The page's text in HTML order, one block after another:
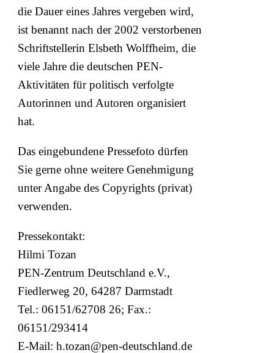
die Dauer eines Jahres vergeben wird,
ist benannt nach der 2002 verstorbenen
Schriftstellerin Elsbeth Wolffheim, die
viele Jahre die deutschen PEN-
Aktivitäten für politisch verfolgte
Autorinnen und Autoren organisiert
hat.
Das eingebundene Pressefoto dürfen
Sie gerne ohne weitere Genehmigung
unter Angabe des Copyrights (privat)
verwenden.
Pressekontakt:
Hilmi Tozan
PEN-Zentrum Deutschland e.V.,
Fiedlerweg 20, 64287 Darmstadt
Tel.: 06151/62708 26; Fax.:
06151/293414
E-Mail: h.tozan@pen-deutschland.de